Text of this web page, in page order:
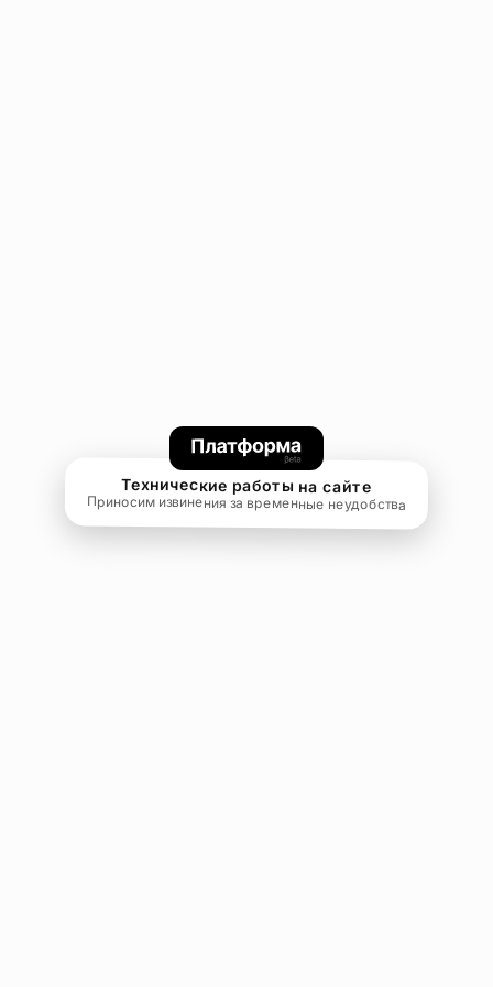
Технические работы на сайте
Приносим извинения за временные неудобства